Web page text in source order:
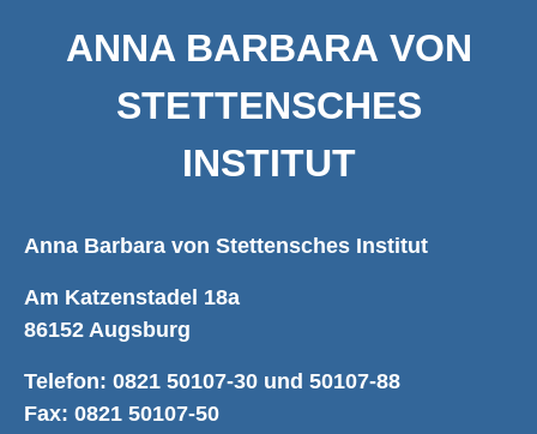
ANNA BARBARA VON
STETTENSCHES
INSTITUT
Anna Barbara von Stettensches Institut
Am Katzenstadel 18a
86152 Augsburg
Telefon: 0821 50107-30 und 50107-88
Fax: 0821 50107-50